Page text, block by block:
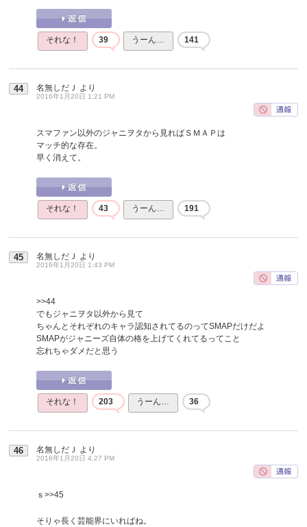
それな！ 39 うーん… 141
44 名無しだＪ より
2016年1月20日 1:21 PM
スマファン以外のジャニヲタから見ればＳＭＡＰは
マッチ的な存在。
早く消えて。
それな！ 43 うーん… 191
45 名無しだＪ より
2016年1月20日 1:43 PM
>>44
でもジャニヲタ以外から見て
ちゃんとそれぞれのキャラ認知されてるのってSMAPだけだよ
SMAPがジャニーズ自体の格を上げてくれてるってこと
忘れちゃダメだと思う
それな！ 203 うーん… 36
46 名無しだＪ より
2016年1月20日 4:27 PM
ｓ >>45
そりゃ長く芸能界にいればね。